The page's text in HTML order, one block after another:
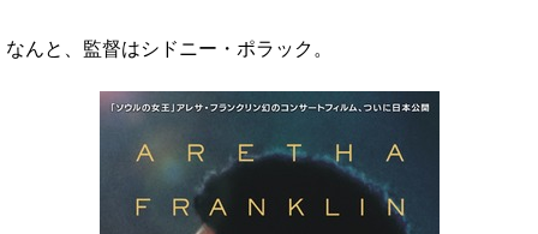
なんと、監督はシドニー・ポラック。